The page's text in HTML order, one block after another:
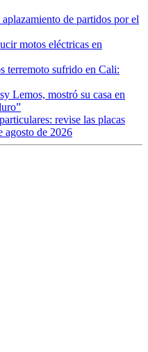
de partidos por el
motos eléctricas en
terremoto sufrido en Cali:
Lemos, mostró su casa en
revise las placas
agosto de 2026